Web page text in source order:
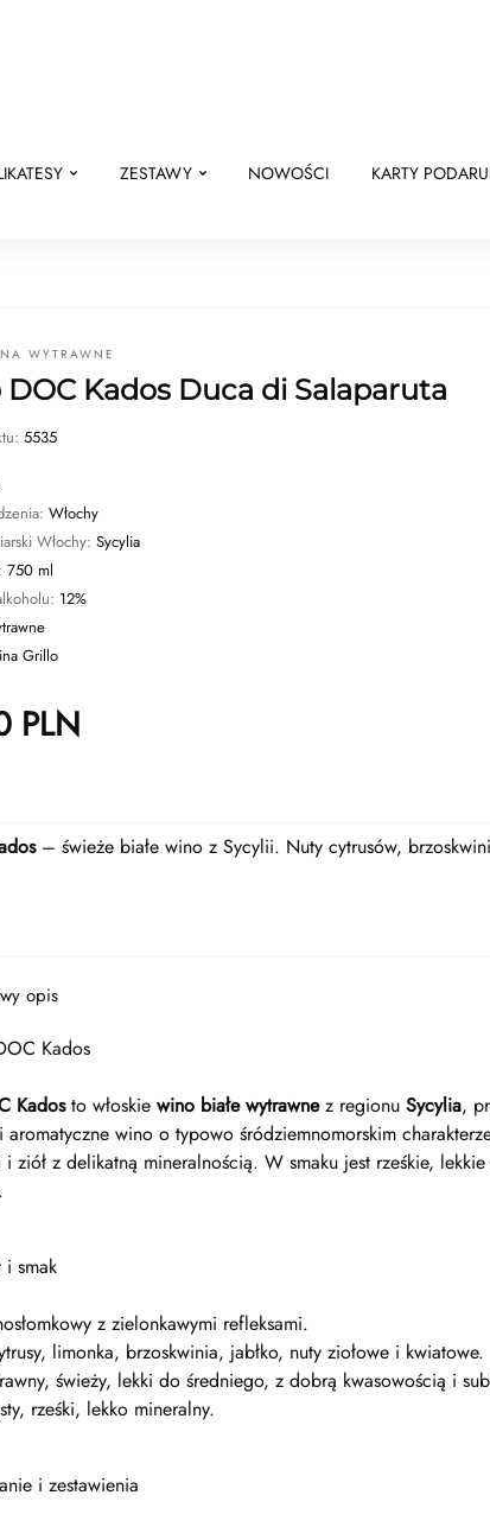
ZESTAWY NOWOŚCI KARTY
WYTRAWNE
DOC Kados Duca di Salaparuta
5535
Włochy
Włochy: Sycylia
750 ml
12%
Grillo
PLN
– świeże białe wino z Sycylii. Nuty cytrusów,
opis
Kados
Kadosto włoskie wino białe wytrawnez regionu Sycylia,
aromatyczne wino o typowo śródziemnomorskim
i ziół z delikatną mineralnością. W smaku jest rześkie,
smak
z zielonkawymi refleksami.
limonka, brzoskwinia, jabłko, nuty ziołowe i kwiatowe.
świeży, lekki do średniego, z dobrą kwasowością i
rześki, lekko mineralny.
i zestawienia